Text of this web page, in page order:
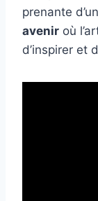
prenante
avenir où
d’inspirer et